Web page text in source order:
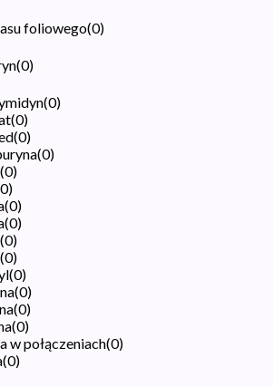
foliowego(0)
(0)
(0)
(0)
(0)
(0)
(0)
0)
(0)
(0)
(0)
(0)
(0)
(0)
(0)
(0)
w połączeniach(0)
(0)